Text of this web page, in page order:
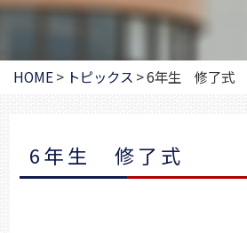
プ
HOME> トピックス >6年生 修了式
6年生 修了式